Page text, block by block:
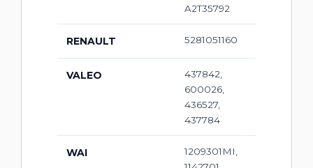
A2T35792
RENAULT 5281051160
VALEO
437842,
600026,
436527,
437784
WAI
1209301MI,